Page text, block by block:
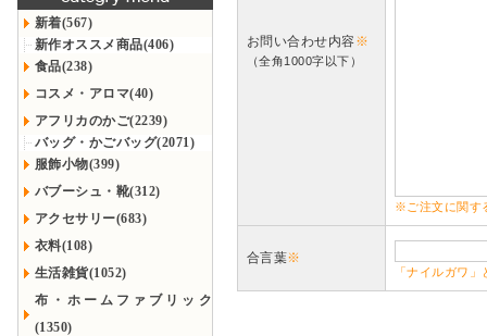
新着(567)
新作オススメ商品(406)
食品(238)
コスメ・アロマ(40)
アフリカのかご(2239)
バッグ・かごバッグ(2071)
服飾小物(399)
バブーシュ・靴(312)
アクセサリー(683)
衣料(108)
生活雑貨(1052)
布・ホームファブリック
(1350)
お問い合わせ内容※
（全角1000字以下）
※ご注文に関す
合言葉※
「ナイルガワ